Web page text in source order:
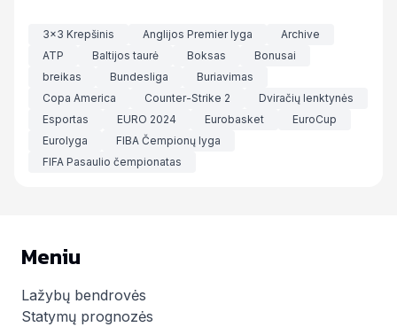
3x3 Krepšinis Anglijos Premier lyga
Archive
ATP
Baltijos taurė Boksas
Bonusai
breikas
Bundesliga
Buriavimas
Copa America
Counter-Strike 2
Dviračių lenktynės
Esportas
EURO 2024 Eurobasket
EuroCup
Eurolyga
FIBA Čempionų lyga
FIFA Pasaulio čempionatas
Meniu
Lažybų bendrovės
Statymų prognozės